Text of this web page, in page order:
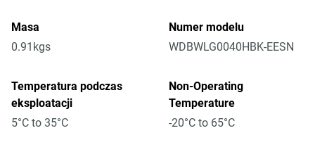
Masa
0.91kgs
Numer modelu
WDBWLG0040HBK-EESN
Temperatura podczas
eksploatacji
5°C to 35°C
Non-Operating
Temperature
-20°C to 65°C